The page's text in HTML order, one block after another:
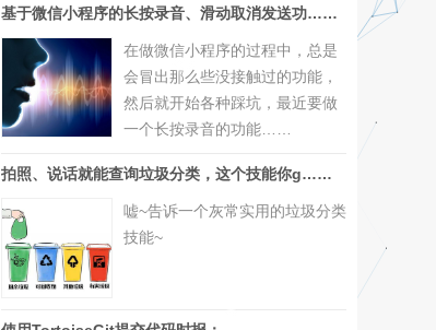
基于微信小程序的长按录音、滑动取消发送功……
在做微信小程序的过程中，总是
会冒出那么些没接触过的功能，
然后就开始各种踩坑，最近要做
一个长按录音的功能……
拍照、说话就能查询垃圾分类，这个技能你g……
嘘~告诉一个灰常实用的垃圾分类
技能~